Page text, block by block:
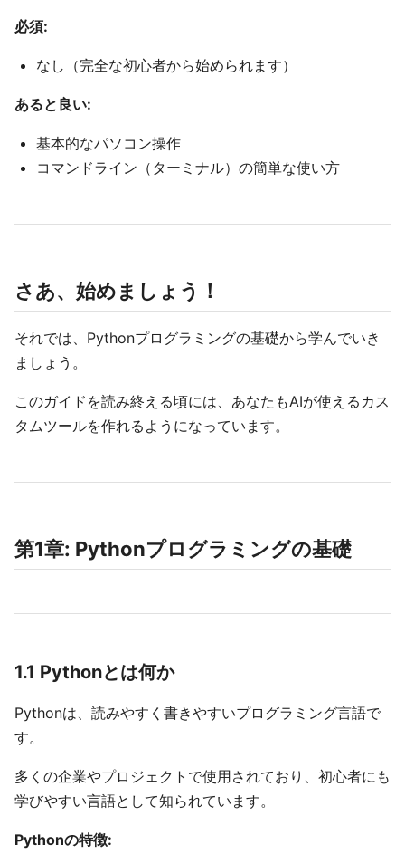
必須:
なし（完全な初心者から始められます）
あると良い:
基本的なパソコン操作
コマンドライン（ターミナル）の簡単な使い方
さあ、始めましょう！
それでは、Pythonプログラミングの基礎から学んでいき
ましょう。
このガイドを読み終える頃には、あなたもAIが使えるカス
タムツールを作れるようになっています。
第1章: Pythonプログラミングの基礎
1.1 Pythonとは何か
Pythonは、読みやすく書きやすいプログラミング言語で
す。
多くの企業やプロジェクトで使用されており、初心者にも
学びやすい言語として知られています。
Pythonの特徴: